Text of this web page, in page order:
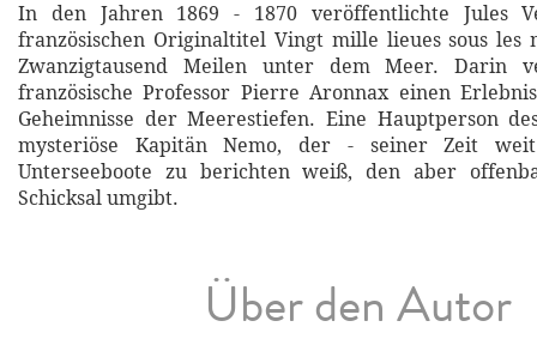
In den Jahren 1869 - 1870 veröffentlichte Jules
französischen Originaltitel Vingt mille lieues sous les
Zwanzigtausend Meilen unter dem Meer. Darin
französische Professor Pierre Aronnax einen
Geheimnisse der Meerestiefen. Eine Hauptperson
mysteriöse Kapitän Nemo, der - seiner Zeit
Unterseeboote zu berichten weiß, den aber
Schicksal umgibt.
Über den Autor